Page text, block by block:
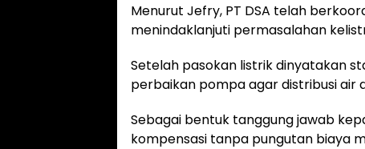
Menurut Jefry, PT DSA telah
menindaklanjuti permasalahan
Setelah pasokan listrik dinyatakan
perbaikan pompa agar distribusi air
Sebagai bentuk tanggung jawab
kompensasi tanpa pungutan biaya